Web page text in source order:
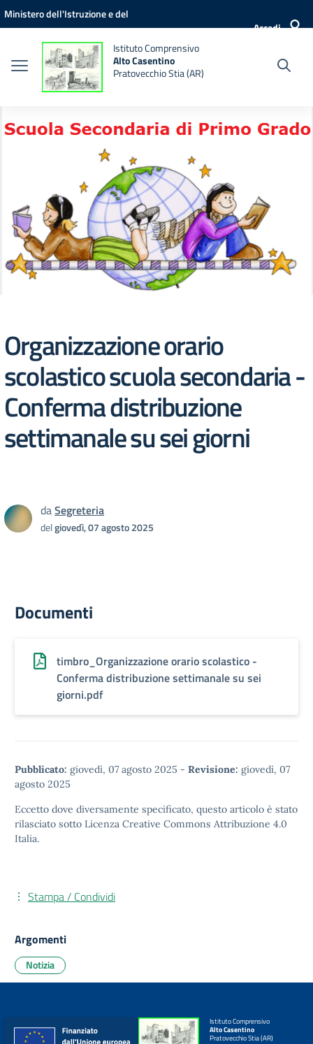
Vai ai contenuti
Vai al menu di navigazione
Vai al footer
Ministero dell'Istruzione e del
Accedi
Istituto Comprensivo
Alto Casentino
Pratovecchio Stia (AR)
Organizzazione orario
scolastico scuola secondaria -
Conferma distribuzione
settimanale su sei giorni
daSegreteria
delgiovedì, 07 agosto 2025
Documenti
timbro_Organizzazione orario scolastico -
Conferma distribuzione settimanale su sei
giorni.pdf
Pubblicato: giovedì, 07 agosto 2025 - Revisione: giovedì, 07
agosto 2025
Eccetto dove diversamente specificato, questo articolo è stato
rilasciato sotto Licenza Creative Commons Attribuzione 4.0
Italia.
Stampa / Condividi
Argomenti
Notizia
Istituto Comprensivo
Alto Casentino
Pratovecchio Stia (AR)